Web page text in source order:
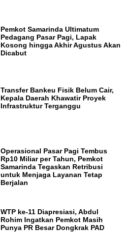
Pemkot Samarinda Ultimatum
Pedagang Pasar Pagi, Lapak
Kosong hingga Akhir Agustus Akan
Dicabut
Transfer Bankeu Fisik Belum Cair,
Kepala Daerah Khawatir Proyek
Infrastruktur Terganggu
Operasional Pasar Pagi Tembus
Rp10 Miliar per Tahun, Pemkot
Samarinda Tegaskan Retribusi
untuk Menjaga Layanan Tetap
Berjalan
WTP ke-11 Diapresiasi, Abdul
Rohim Ingatkan Pemkot Masih
Punya PR Besar Dongkrak PAD